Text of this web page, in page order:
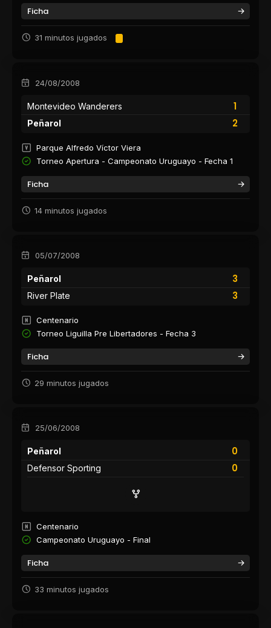
Ficha
31 minutos jugados
24/08/2008
Montevideo Wanderers
1
2
Peñarol
Parque Alfredo Víctor Viera
Torneo Apertura - Campeonato Uruguayo - Fecha 1
Ficha
14 minutos jugados
05/07/2008
Peñarol
3
3
River Plate
Centenario
Torneo Liguilla Pre Libertadores - Fecha 3
Ficha
29 minutos jugados
25/06/2008
Peñarol
0
0
Defensor Sporting
Centenario
Campeonato Uruguayo - Final
Ficha
33 minutos jugados